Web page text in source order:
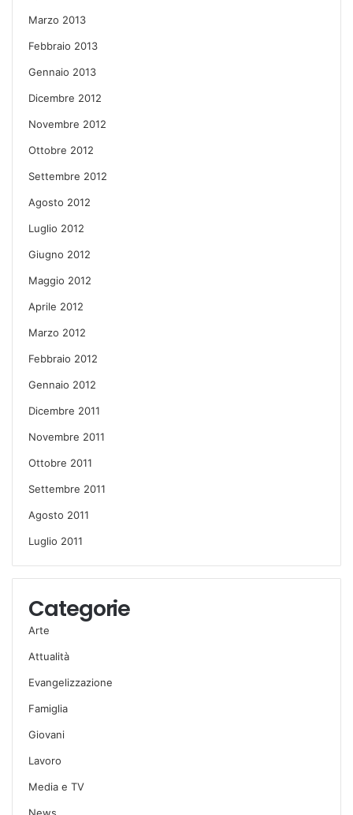
Marzo 2013
Febbraio 2013
Gennaio 2013
Dicembre 2012
Novembre 2012
Ottobre 2012
Settembre 2012
Agosto 2012
Luglio 2012
Giugno 2012
Maggio 2012
Aprile 2012
Marzo 2012
Febbraio 2012
Gennaio 2012
Dicembre 2011
Novembre 2011
Ottobre 2011
Settembre 2011
Agosto 2011
Luglio 2011
Categorie
Arte
Attualità
Evangelizzazione
Famiglia
Giovani
Lavoro
Media e TV